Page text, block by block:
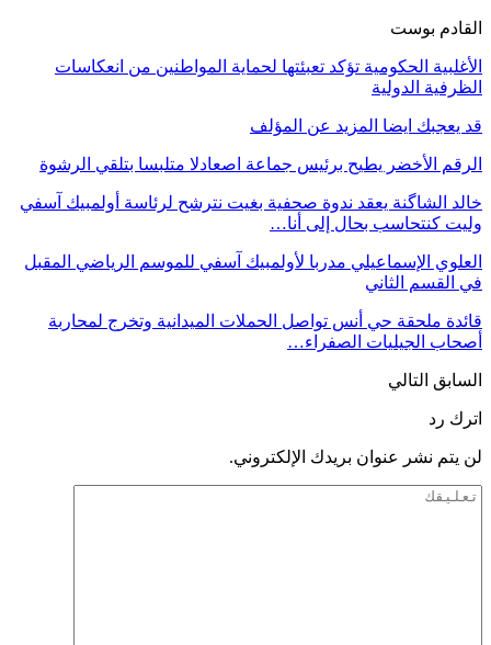
القادم بوست
الأغلبية الحكومية تؤكد تعبئتها لحماية المواطنين من انعكاسات
الظرفية الدولية
قد يعجبك ايضا المزيد عن المؤلف
الرقم الأخضر يطيح برئيس جماعة اصعادلا متلبسا بتلقي الرشوة
خالد الشاگنة يعقد ندوة صحفية بغيت نترشح لرئاسة أولمبيك آسفي
وليت كنتحاسب بحال إلى أنا…
العلوي الإسماعيلي مدربا لأولمبيك آسفي للموسم الرياضي المقبل
في القسم الثاني
قائدة ملحقة حي أنس تواصل الحملات الميدانية وتخرج لمحاربة
أصحاب الجيليات الصفراء…
السابق التالي
اترك رد
لن يتم نشر عنوان بريدك الإلكتروني.